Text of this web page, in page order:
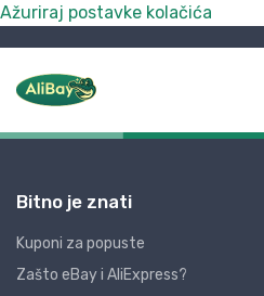
Ažuriraj postavke kolačića
Bitno je znati
Kuponi za popuste
Zašto eBay i AliExpress?